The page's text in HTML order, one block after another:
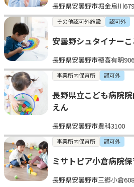
長野県安曇野市堀金烏川
その他認可外施設 認可外
安曇野シュタイナー
長野県安曇野市穂高有明
事業所内保育所 認可外
長野県立こども病院
えん
長野県安曇野市豊科3100
事業所内保育所 認可外
ミサトピア小倉病院
長野県安曇野市三郷小倉